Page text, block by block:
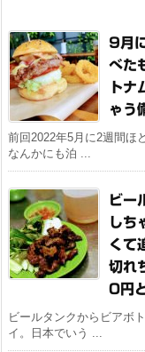
9月
べた
ト
ゃう
前回2022年5月に2週間ほ
なんかにも泊 ...
ビー
しち
くて
切れ
0円
ビールタンクからビアボ
イ。日本でいう ...